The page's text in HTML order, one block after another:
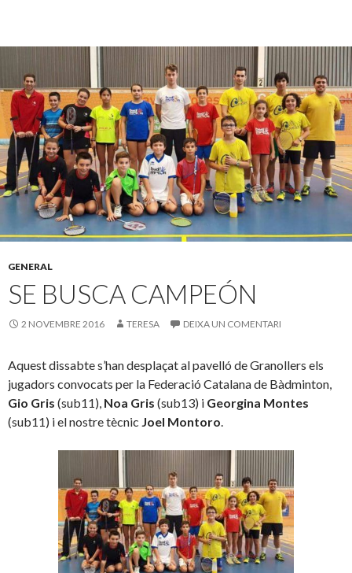
GENERAL
SE BUSCA CAMPEÓN
2 NOVEMBRE 2016 TERESA DEIXA UN COMENTARI
Aquest dissabte s’han desplaçat al pavelló de Granollers els
jugadors convocats per la Federació Catalana de Bàdminton,
Gio Gris (sub11), Noa Gris (sub13) i Georgina Montes
(sub11) i el nostre tècnic Joel Montoro.